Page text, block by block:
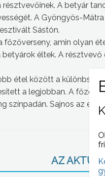
résztvevőinek. A betyár
A Gyöngyös-
Sástón.
főzőverseny, amin olyan
betyárok éltek. A
étel között a különbség
a legjobban. A
színpadán. Sajnos az
AZ